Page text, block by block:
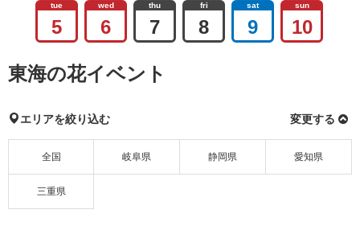
tue
5
wed
6
thu
7
fri
8
sat
9
sun
10
東海の花イベント
エリアを絞り込む 変更する
全国 岐阜県 静岡県 愛知県
三重県